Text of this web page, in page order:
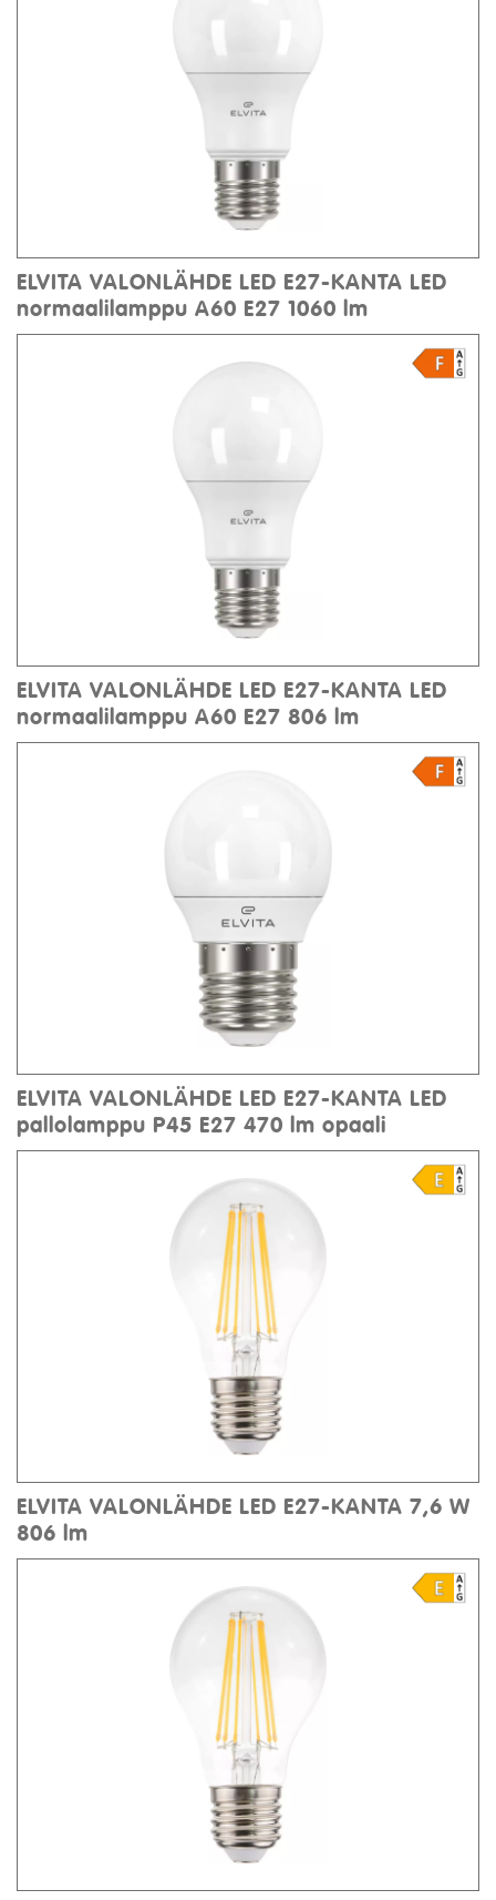
ELVITA VALONLÄHDE LED E27-KANTA LED
normaalilamppu A60 E27 1060 lm
ELVITA VALONLÄHDE LED E27-KANTA LED
normaalilamppu A60 E27 806 lm
ELVITA VALONLÄHDE LED E27-KANTA LED
pallolamppu P45 E27 470 lm opaali
ELVITA VALONLÄHDE LED E27-KANTA 7,6 W
806 lm